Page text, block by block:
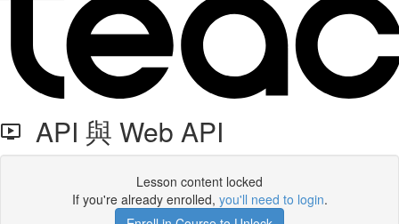
API 與 Web API
Lesson content locked
If you're already enrolled, you'll need to login.